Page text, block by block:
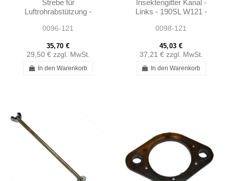
Strebe für
Luftrohrabstützung -
1210940043
0096-121
35,70 €
29,50 € zzgl. MwSt.
In den Warenkorb
Insektengitter Kanal -
Links - 190SL W121 -
0098-121
45,03 €
37,21 € zzgl. MwSt.
In den Warenkorb